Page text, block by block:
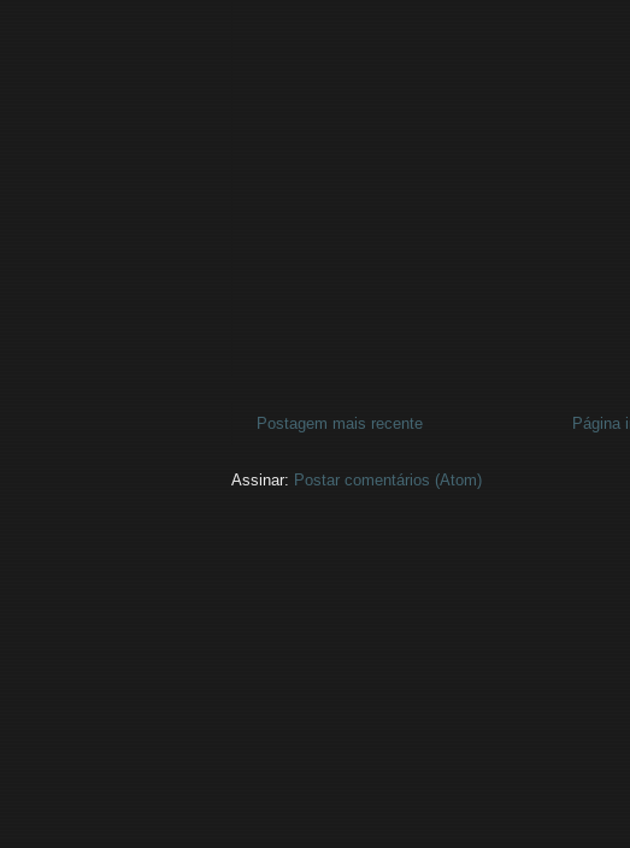
Postagem mais recente Página
Assinar: Postar comentários (Atom)